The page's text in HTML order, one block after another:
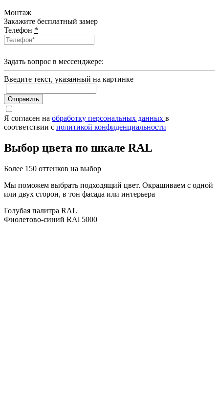
Монтаж
Закажите бесплатный замер
Телефон *
Задать вопрос в мессенджере:
Введите текcт, указанный на картинке
Отправить
Я согласен на обработку персональных данных в
соответствии с политикой конфиденциальности
Выбор цвета по шкале RAL
Более 150 оттенков на выбор
Мы поможем выбрать подходящий цвет. Окрашиваем с одной
или двух сторон, в тон фасада или интерьера
Голубая палитра RAL
Фиолетово-синий RAl 5000